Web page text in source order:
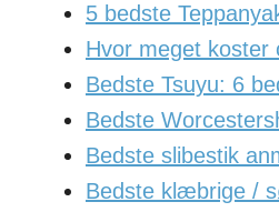
5 bedste
Hvor meget koster
Bedste Tsuyu: 6
Bedste
Bedste slibestik
Bedste klæbrige /